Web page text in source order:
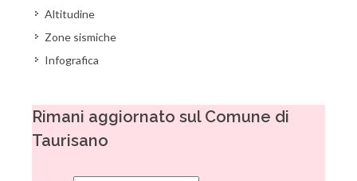
Altitudine
Zone sismiche
Infografica
Rimani aggiornato sul Comune di
Taurisano